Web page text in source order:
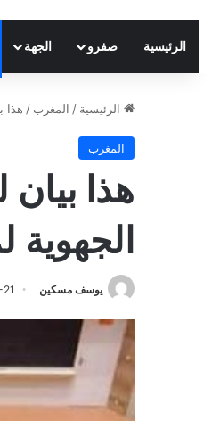
الرئيسية صفرو الجهة
الرئيسية / المغرب / هذا
المغرب
هذا بيان
الجهوية
يوسف مسكين